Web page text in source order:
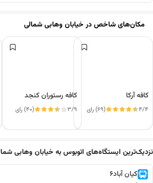
مکان‌های شاخص درخیابان وهابی شمالی
کافه آرکا
4/4 (69) رای
کافه رستوران کنجد
3/9 (40) رای
نزدیک‌ترین ایستگاه‌های اتوبوس به خیابان وهابی
کیان آباد6